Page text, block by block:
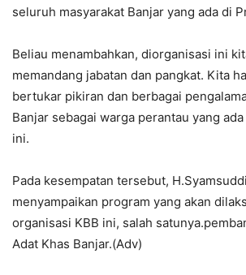
seluruh masyarakat Banjar yang ada di
Beliau menambahkan, diorganisasi ini
memandang jabatan dan pangkat. Kita
bertukar pikiran dan berbagai
Banjar sebagai warga perantau yang
ini.
Pada kesempatan tersebut,
menyampaikan program yang akan
organisasi KBB ini, salah
Adat Khas Banjar.(Adv)